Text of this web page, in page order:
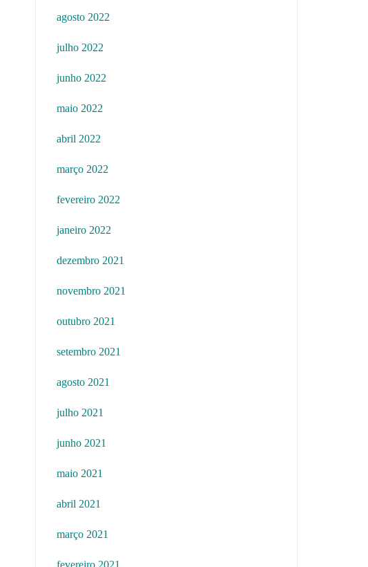
agosto 2022
julho 2022
junho 2022
maio 2022
abril 2022
março 2022
fevereiro 2022
janeiro 2022
dezembro 2021
novembro 2021
outubro 2021
setembro 2021
agosto 2021
julho 2021
junho 2021
maio 2021
abril 2021
março 2021